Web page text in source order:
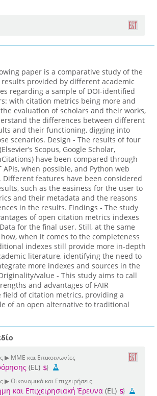
paper is a comparative study of the
provided by different academic
regarding a sample of DOI-identified
with citation metrics being more and
evaluation of scholars and their works,
the differences between different
and their functioning, digging into
scenarios. Design - The results of four
Scopus, Google Scholar,
have been compared through
APIs, when possible, and Python web
features have been considered
such as the easiness for the user to
and their metadata and the reasons
in the results. Findings - Τhe study
of open citation metrics indexes
for the final user. Still, at the same
when it comes to the completeness
indexes still provide more in-depth
literature, identifying the need to
more indexes and sources in the
value - Τhis study aims to call
and advantages of FAIR
field of citation metrics, providing a
of an open alternative to traditional
▶ ΜΜΕ και Επικοινωνίες
(EL)
▶ Οικονομικά και Επιχειρήσεις
και Επιχειρησιακή Έρευνα (EL)